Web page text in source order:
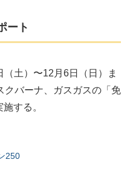
ート
土）〜12月6日（日）ま
クバーナ、ガスガスの「免
する。
250